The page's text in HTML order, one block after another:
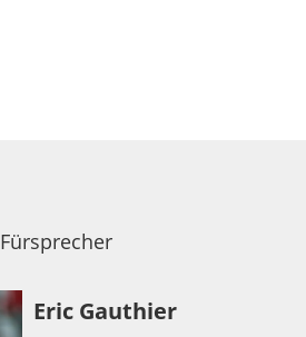
Fürsprecher
Eric Gauthier